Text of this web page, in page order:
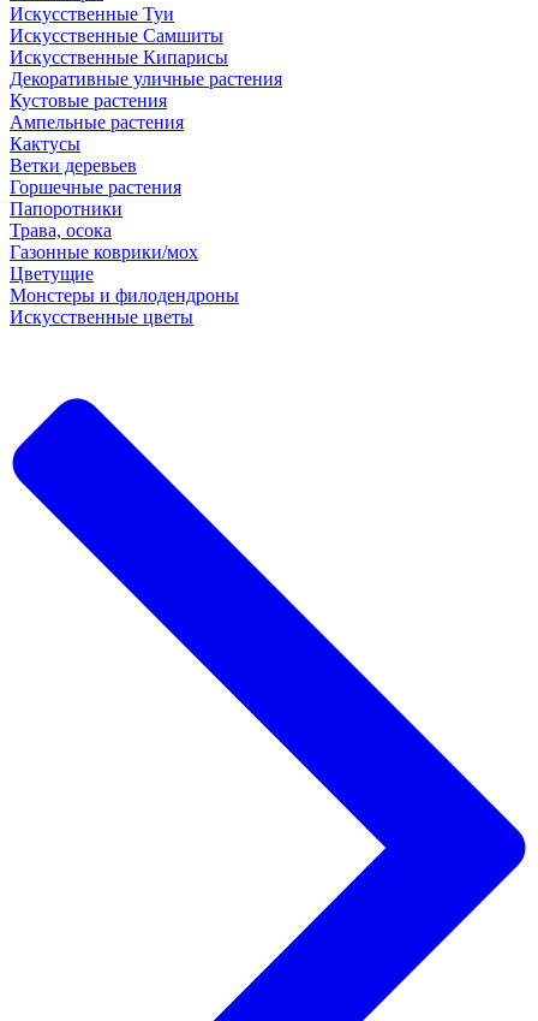
Искусственные Туи
Искусственные Самшиты
Искусственные Кипарисы
Декоративные уличные растения
Кустовые растения
Ампельные растения
Кактусы
Ветки деревьев
Горшечные растения
Папоротники
Трава, осока
Газонные коврики/мох
Цветущие
Монстеры и филодендроны
Искусственные цветы